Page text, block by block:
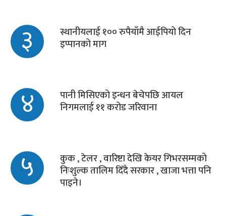
३ स्थानीयलाई १०० रुपैयाँमै आईपियो दिन
इप्पानको माग
४ पानी मिसिएको इन्धन बेचेपछि आयल
निगमलाई ११ करोड जरिवाना
५ कुक , टेलर , वारिष्टा देखि केयर गिभरसम्मको
निःशुल्क तालिम दिँदै सरकार , खाजा भत्ता पनि
पाइने।